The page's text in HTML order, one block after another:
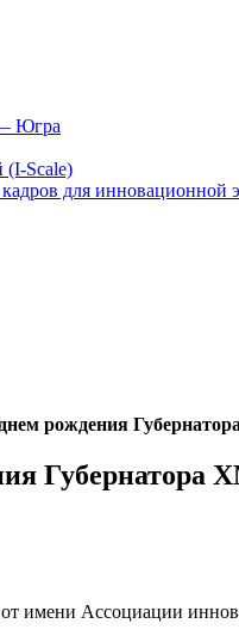
Югра
(I-Scale)
для инновационной
рождения
имени Ассоциации